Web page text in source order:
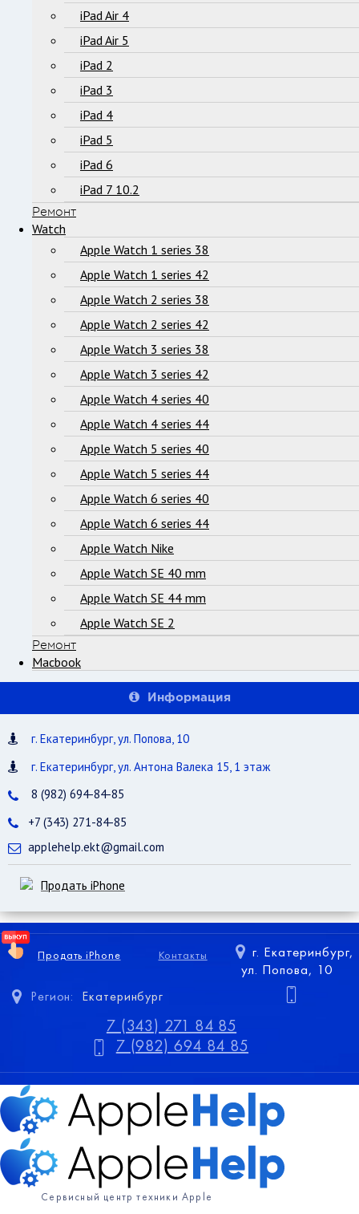
iPad Air 4
iPad Air 5
iPad 2
iPad 3
iPad 4
iPad 5
iPad 6
iPad 7 10.2
Ремонт
Watch
Apple Watch 1 series 38
Apple Watch 1 series 42
Apple Watch 2 series 38
Apple Watch 2 series 42
Apple Watch 3 series 38
Apple Watch 3 series 42
Apple Watch 4 series 40
Apple Watch 4 series 44
Apple Watch 5 series 40
Apple Watch 5 series 44
Apple Watch 6 series 40
Apple Watch 6 series 44
Apple Watch Nike
Apple Watch SE 40 mm
Apple Watch SE 44 mm
Apple Watch SE 2
Ремонт
Macbook
Информация
г. Екатеринбург, ул. Попова, 10
г. Екатеринбург, ул. Антона Валека 15, 1 этаж
8 (982) 694-84-85
+7 (343) 271-84-85
applehelp.ekt@gmail.com
Продать iPhone
Продать iPhone Контакты
Регион: Екатеринбург
г. Екатеринбург,
ул. Попова, 10
7 (343) 271 84 85
7 (982) 694 84 85
Сервисный центр техники Apple